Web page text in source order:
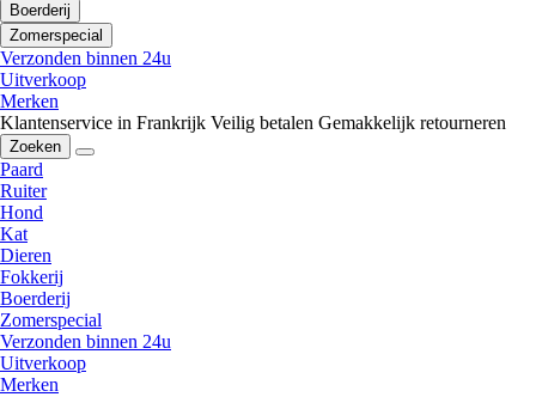
Boerderij
Zomerspecial
Verzonden binnen 24u
Uitverkoop
Merken
Klantenservice in Frankrijk Veilig betalen Gemakkelijk retourneren
Zoeken
Paard
Ruiter
Hond
Kat
Dieren
Fokkerij
Boerderij
Zomerspecial
Verzonden binnen 24u
Uitverkoop
Merken